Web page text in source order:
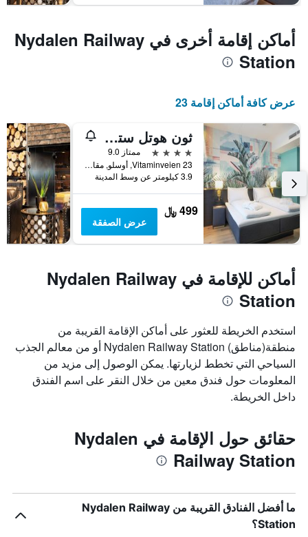
أماكن إقامة أخرى في Nydalen Railway
Station
عرض كافة أماكن إقامة 23
ثون هوتل ستورو
4 نجوم
ممتاز 9.0
Vitaminveien 23, أوسلو, مقاطعة أوسلو, النرويج
3.9 كيلومتر عن وسط المدينة
499 ﷼
عرض الصفقة
أماكن للإقامة في Nydalen Railway
Station
استخدم الخريطة للعثور على أماكن الإقامة القريبة من
منطقة(مناطق) Nydalen Railway Station أو من معالم الجذب
السياحي التي تخطط لزيارتها. يمكن الوصول إلى مزيد من
المعلومات حول فندق معين من خلال النقر على اسم الفندق
داخل الخريطة.
حقائق حول الإقامة في Nydalen
Railway Station
ما أفضل الفنادق القريبة من Nydalen Railway
Station؟